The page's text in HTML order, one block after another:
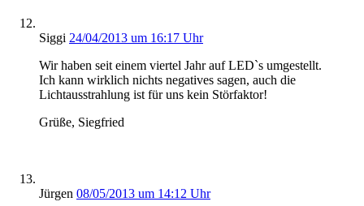
Siggi 24/04/2013 um 16:17 Uhr
Wir haben seit einem viertel Jahr auf LED`s umgestellt.
Ich kann wirklich nichts negatives sagen, auch die
Lichtausstrahlung ist für uns kein Störfaktor!
Grüße, Siegfried
Jürgen 08/05/2013 um 14:12 Uhr